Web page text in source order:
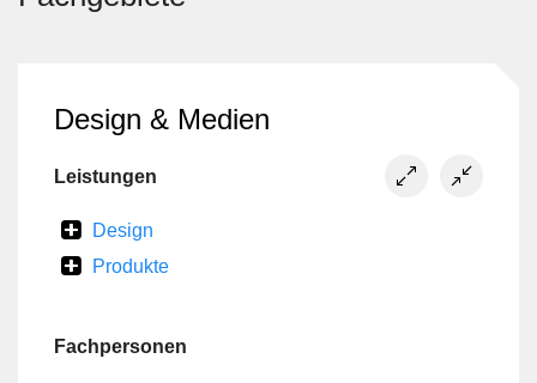
Design & Medien
Leistungen
Design
Produkte
Fachpersonen